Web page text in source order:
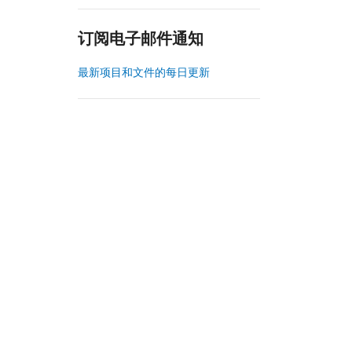
订阅电子邮件通知
最新项目和文件的每日更新